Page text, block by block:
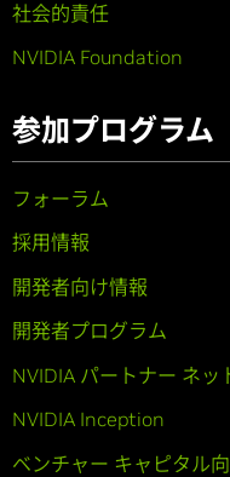
社会的責任
NVIDIA Foundation
参加プログラム
フォーラム
採用情報
開発者向け情報
開発者プログラム
NVIDIA パートナー ネッ
NVIDIA Inception
ベンチャー キャピタル